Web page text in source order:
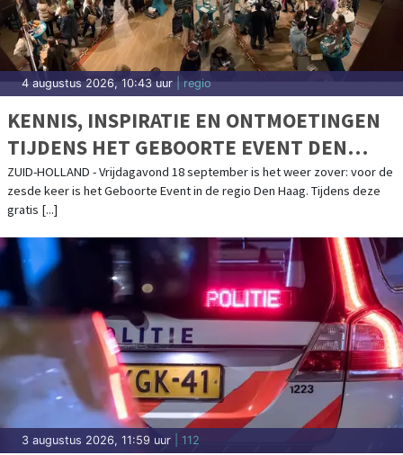
4 augustus 2026, 10:43 uur | regio
KENNIS, INSPIRATIE EN ONTMOETINGEN
TIJDENS HET GEBOORTE EVENT DEN
HAAG (VOORBURG) OP 18 SEPTEMBER
2026
ZUID-HOLLAND - Vrijdagavond 18 september is het weer zover: voor de
zesde keer is het Geboorte Event in de regio Den Haag. Tijdens deze
gratis [...]
3 augustus 2026, 11:59 uur | 112